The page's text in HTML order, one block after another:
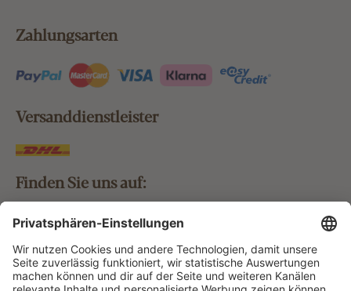
Zahlungsarten
Versanddienstleister
Finden Sie uns auf:
Bestellung widerrufen